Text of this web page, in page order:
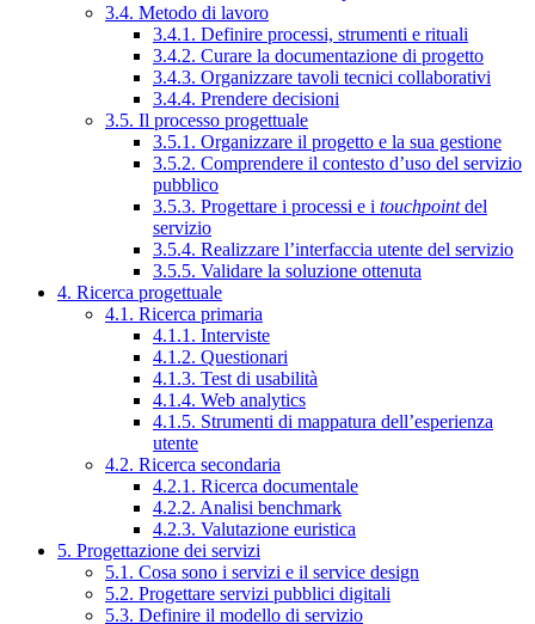
3.4. Metodo di lavoro
3.4.1. Definire processi, strumenti e rituali
3.4.2. Curare la documentazione di progetto
3.4.3. Organizzare tavoli tecnici collaborativi
3.4.4. Prendere decisioni
3.5. Il processo progettuale
3.5.1. Organizzare il progetto e la sua gestione
3.5.2. Comprendere il contesto d’uso del servizio
pubblico
3.5.3. Progettare i processi e i touchpointdel
servizio
3.5.4. Realizzare l’interfaccia utente del servizio
3.5.5. Validare la soluzione ottenuta
4. Ricerca progettuale
4.1. Ricerca primaria
4.1.1. Interviste
4.1.2. Questionari
4.1.3. Test di usabilità
4.1.4. Web analytics
4.1.5. Strumenti di mappatura dell’esperienza
utente
4.2. Ricerca secondaria
4.2.1. Ricerca documentale
4.2.2. Analisi benchmark
4.2.3. Valutazione euristica
5. Progettazione dei servizi
5.1. Cosa sono i servizi e il service design
5.2. Progettare servizi pubblici digitali
5.3. Definire il modello di servizio